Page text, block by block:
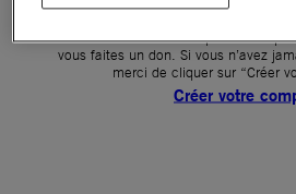
Première
La création de votre espace n’est
vous faites un don. Si vous n’avez
merci de cliquer sur “Créer
Créer votre